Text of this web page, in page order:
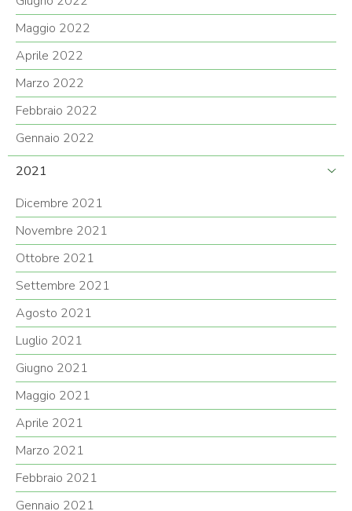
Maggio 2022
Aprile 2022
Marzo 2022
Febbraio 2022
Gennaio 2022
2021
Dicembre 2021
Novembre 2021
Ottobre 2021
Settembre 2021
Agosto 2021
Luglio 2021
Giugno 2021
Maggio 2021
Aprile 2021
Marzo 2021
Febbraio 2021
Gennaio 2021